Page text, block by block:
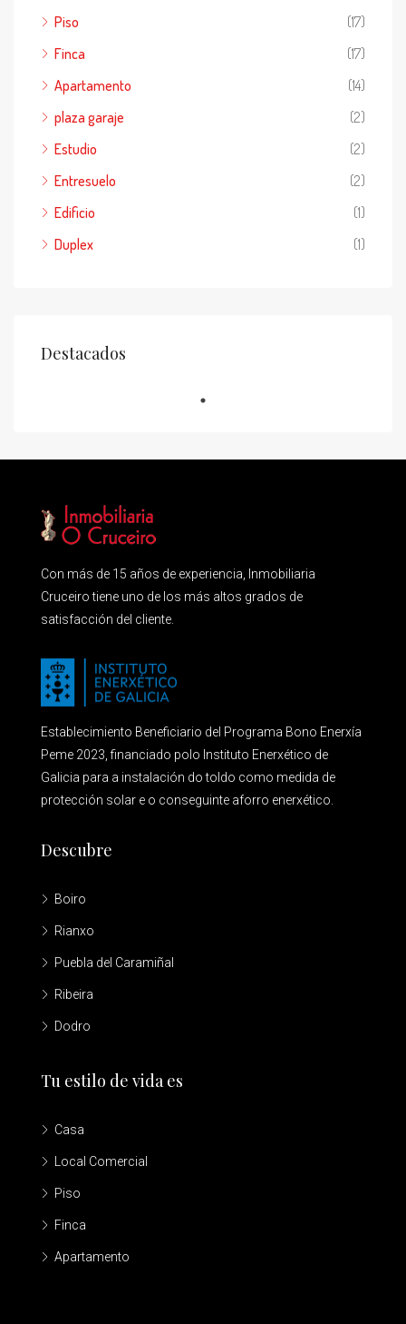
Piso
(17)
Finca
(17)
Apartamento
(14)
plaza garaje
(2)
Estudio
(2)
Entresuelo
(2)
Edificio
(1)
Duplex
(1)
Destacados
Con más de 15 años de experiencia, Inmobiliaria
Cruceiro tiene uno de los más altos grados de
satisfacción del cliente.
Establecimiento Beneficiario del Programa Bono Enerxía
Peme 2023, financiado polo Instituto Enerxético de
Galicia para a instalación do toldo como medida de
protección solar e o conseguinte aforro enerxético.
Descubre
Boiro
Rianxo
Puebla del Caramiñal
Ribeira
Dodro
Tu estilo de vida es
Casa
Local Comercial
Piso
Finca
Apartamento